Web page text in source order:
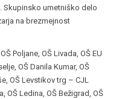
Skupinsko umetniško delo
na brezmejnost
Poljane, OŠ Livada, OŠ EU
OŠ Danila Kumar, OŠ
OŠ Levstikov trg – CJL
OŠ Ledina, OŠ Bežigrad, OŠ